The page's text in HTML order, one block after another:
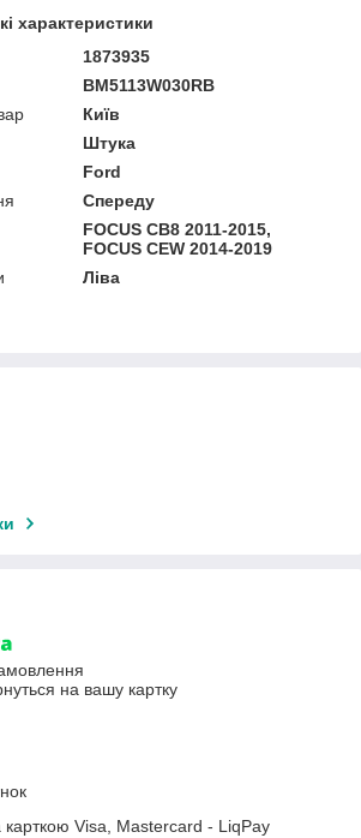
характеристики
1873935
BM5113W030RB
Київ
Штука
Ford
Спереду
FOCUS CB8 2011-2015,
FOCUS CEW 2014-2019
Ліва
на вашу картку
Visa, Mastercard - LiqPay